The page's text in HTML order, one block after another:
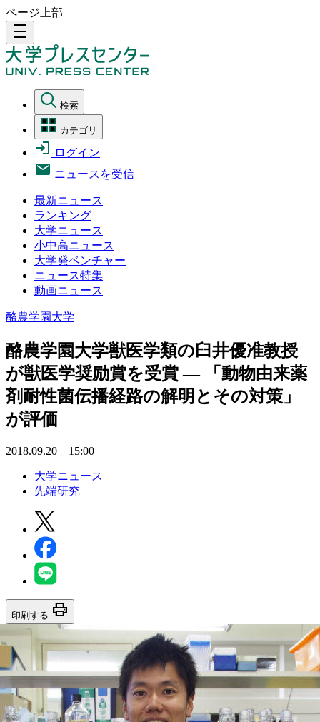
ページ上部
density_medium
検索
カテゴリ
ログイン
ニュースを受信
最新ニュース
ランキング
大学ニュース
小中高ニュース
大学発ベンチャー
ニュース特集
動画ニュース
酪農学園大学
酪農学園大学獣医学類の臼井優准教授
が獣医学奨励賞を受賞 — 「動物由来薬
剤耐性菌伝播経路の解明とその対策」
が評価
2018.09.20 15:00
大学ニュース
先端研究
印刷する print